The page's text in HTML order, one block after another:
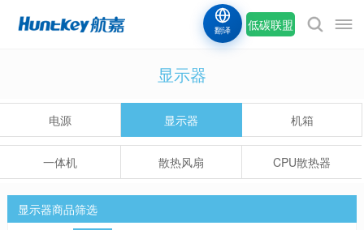
低碳联盟
翻译
显示器
电源 显示器 机箱
一体机 散热风扇 CPU散热器
显示器商品筛选